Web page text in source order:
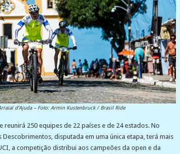
d’Ajuda – Foto: Armin Kustenbruck / Brasil Ride
reunirá 250 equipes de 22 países e de 24 estados. No
Descobrimentos, disputada em uma única etapa, terá mais
a competição distribui aos campeões da open e da